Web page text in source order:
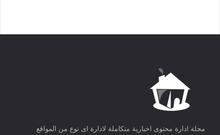
مجلة ادارة محتوى اخبارية متكاملة لادارة اى نوع من المواقع